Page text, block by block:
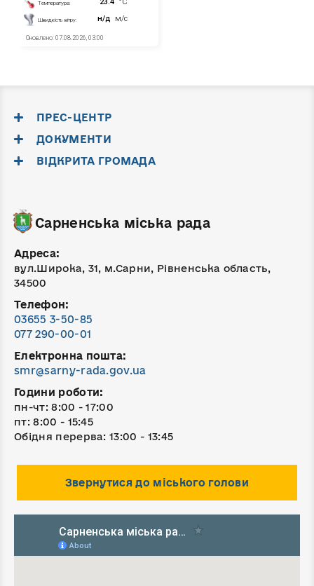
ПРЕС-ЦЕНТР
ДОКУМЕНТИ
ВІДКРИТА ГРОМАДА
Сарненська міська рада
Адреса:
вул.Широка, 31, м.Сарни, Рівненська область,
34500
Телефон:
03655 3-50-85
077 290-00-01
Електронна пошта:
smr@sarny-rada.gov.ua
Години роботи:
пн-чт: 8:00 - 17:00
пт: 8:00 - 15:45
Обідня перерва: 13:00 - 13:45
Звернутися до міського голови